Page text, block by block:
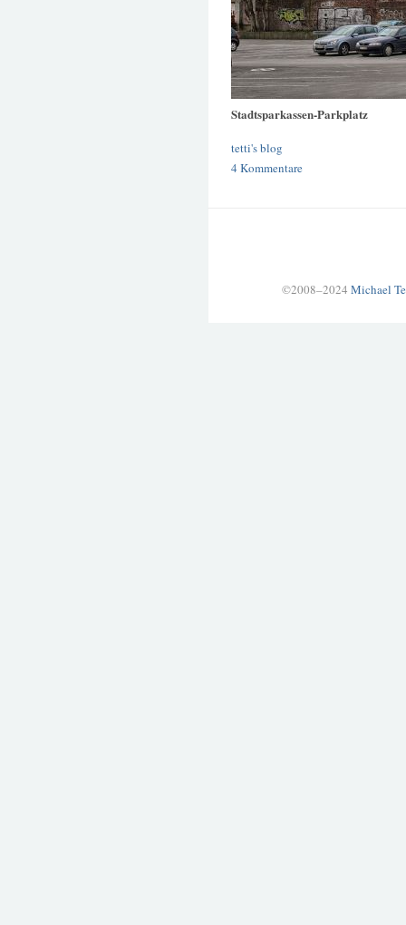
Stadtsparkassen-Parkplatz
tetti's blog
4 Kommentare
©2008–2024 Michael